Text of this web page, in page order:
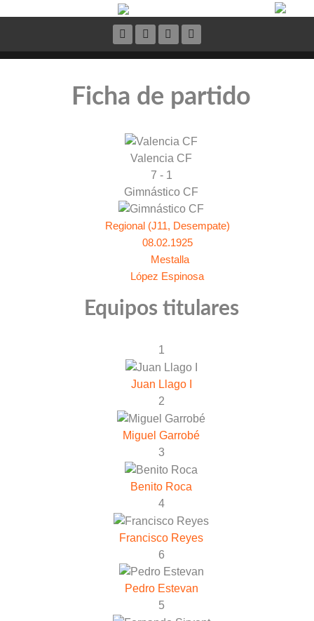
Ficha de partido
Valencia CF
7 - 1
Gimnástico CF
Regional (J11, Desempate)
08.02.1925
Mestalla
López Espinosa
Equipos titulares
1
Juan Llago I
2
Miguel Garrobé
3
Benito Roca
4
Francisco Reyes
6
Pedro Estevan
5